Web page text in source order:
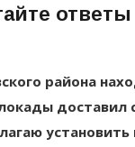
ответы
района
доставил